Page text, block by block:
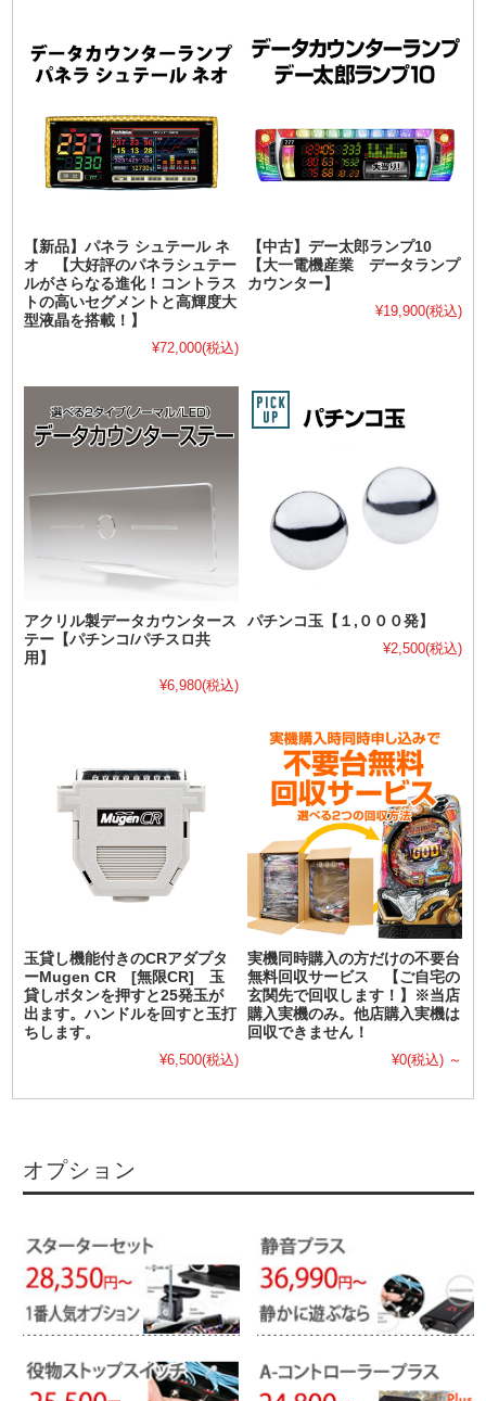
【新品】パネラ シュテール ネ
オ 【大好評のパネラシュテー
ルがさらなる進化！コントラス
トの高いセグメントと高輝度大
型液晶を搭載！】
¥72,000(税込)
【中古】デー太郎ランプ10
【大一電機産業 データランプ
カウンター】
¥19,900(税込)
アクリル製データカウンタース
テー【パチンコ/パチスロ共
用】
¥6,980(税込)
パチンコ玉【１,０００発】
¥2,500(税込)
玉貸し機能付きのCRアダプタ
ーMugen CR [無限CR] 玉
貸しボタンを押すと25発玉が
出ます。ハンドルを回すと玉打
ちします。
¥6,500(税込)
実機同時購入の方だけの不要台
無料回収サービス 【ご自宅の
玄関先で回収します！】※当店
購入実機のみ。他店購入実機は
回収できません！
¥0(税込) ～
オプション